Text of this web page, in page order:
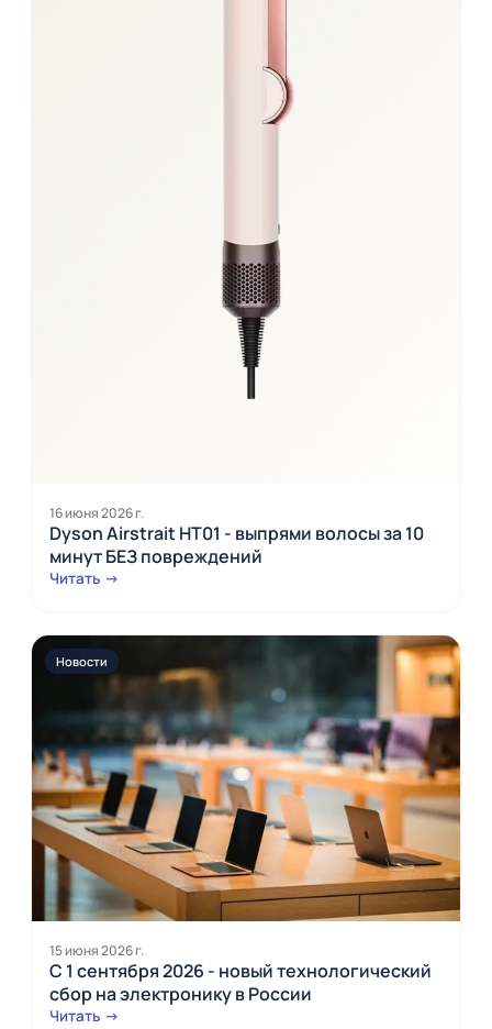
16 июня 2026 г.
Dyson Airstrait HT01 - выпрями волосы за 10
минут БЕЗ повреждений
Читать →
Новости
15 июня 2026 г.
С 1 сентября 2026 - новый технологический
сбор на электронику в России
Читать →